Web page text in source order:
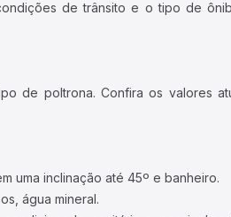
de trânsito e o tipo de
de poltrona. Confira os valores
uma inclinação até 45º e banheiro.
água mineral.